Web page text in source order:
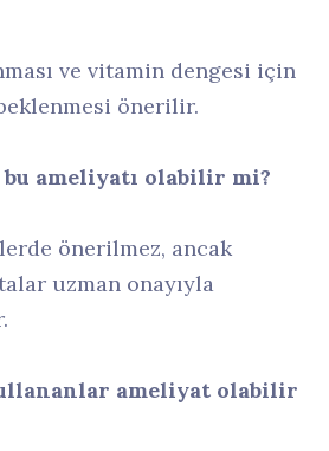
ve vitamin dengesi için
önerilir.
ameliyatı olabilir mi?
önerilmez, ancak
uzman onayıyla
ameliyat olabilir